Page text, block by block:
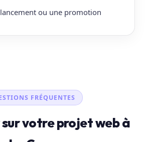
ou une promotion
FRÉQUENTES
votre projet web à